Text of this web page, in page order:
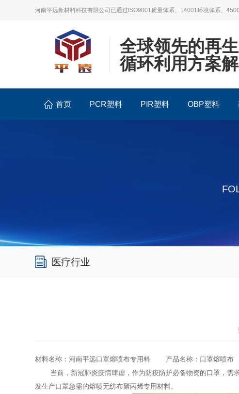
河南平远新材料科技有限公司已通过ISO9001质量体系、14001环境体系、
全球领先的再
循环利用方案
首页 PCR塑料 PIR塑料 OBP塑料
医疗行业
材料名称：河南平远口罩熔喷布专用料 产品名称：口罩熔喷布
当前，新冠肺炎疫情肆虐，作为防疫防护必备物资的口罩，需
发生产口罩急需的熔喷无纺布聚丙烯专用材料。